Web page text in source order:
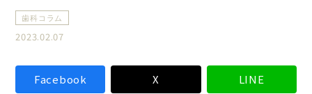
歯科コラム
2023.02.07
Facebook X LINE